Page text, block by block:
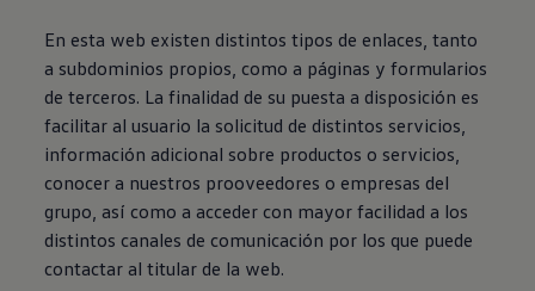
En esta web existen distintos tipos de enlaces, tanto
a subdominios propios, como a páginas y formularios
de terceros. La finalidad de su puesta a disposición es
facilitar al usuario la solicitud de distintos servicios,
información adicional sobre productos o servicios,
conocer a nuestros prooveedores o empresas del
grupo, así como a acceder con mayor facilidad a los
distintos canales de comunicación por los que puede
contactar al titular de la web.